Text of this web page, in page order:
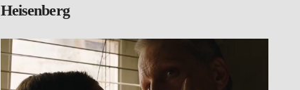
Heisenberg